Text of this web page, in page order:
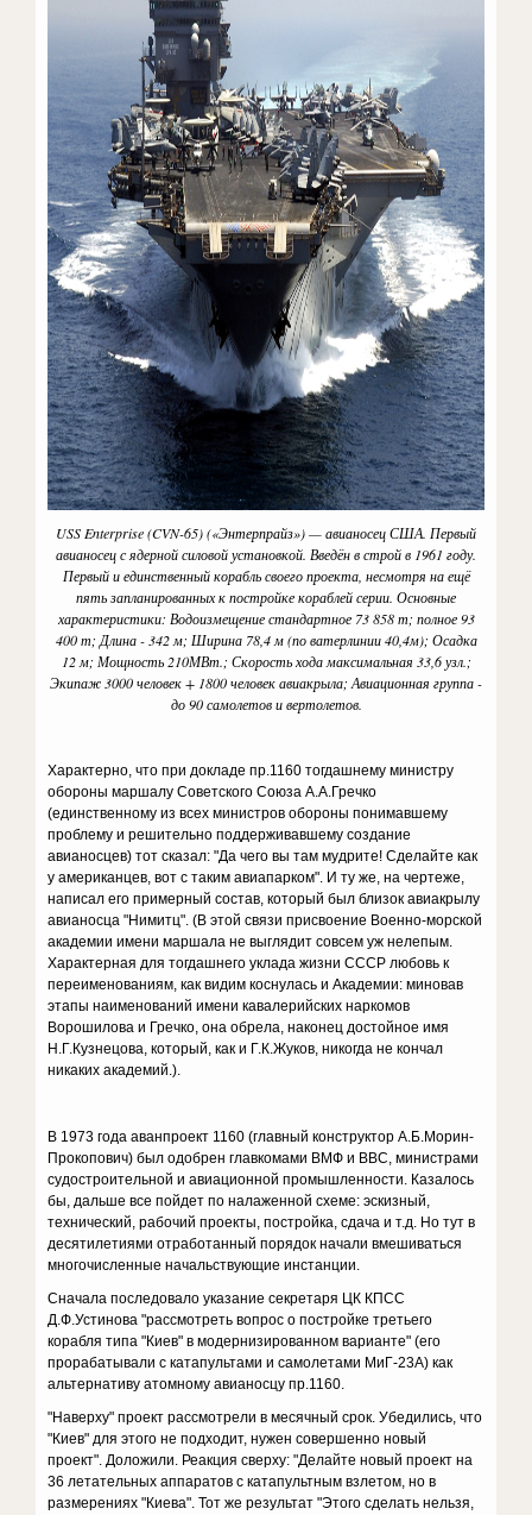
USS Enterprise (CVN-65) («Энтерпрайз») — авианосец США. Первый
авианосец с ядерной силовой установкой. Введён в строй в 1961 году.
Первый и единственный корабль своего проекта, несмотря на ещё
пять запланированных к постройке кораблей серии. Основные
характеристики: Водоизмещение стандартное 73 858 т; полное 93
400 т; Длина - 342 м; Ширина 78,4 м (по ватерлинии 40,4м); Осадка
12 м; Мощность 210МВт.; Скорость хода максимальная 33,6 узл.;
Экипаж 3000 человек + 1800 человек авиакрыла; Авиационная группа -
до 90 самолетов и вертолетов.
Характерно, что при докладе пр.1160 тогдашнему министру
обороны маршалу Советского Союза А.А.Гречко
(единственному из всех министров обороны понимавшему
проблему и решительно поддерживавшему создание
авианосцев) тот сказал: "Да чего вы там мудрите! Сделайте как
у американцев, вот с таким авиапарком". И ту же, на чертеже,
написал его примерный состав, который был близок авиакрылу
авианосца "Нимитц". (В этой связи присвоение Военно-морской
академии имени маршала не выглядит совсем уж нелепым.
Характерная для тогдашнего уклада жизни СССР любовь к
переименованиям, как видим коснулась и Академии: миновав
этапы наименований имени кавалерийских наркомов
Ворошилова и Гречко, она обрела, наконец достойное имя
Н.Г.Кузнецова, который, как и Г.К.Жуков, никогда не кончал
никаких академий.).
В 1973 года аванпроект 1160 (главный конструктор А.Б.Морин-
Прокопович) был одобрен главкомами ВМФ и ВВС, министрами
судостроительной и авиационной промышленности. Казалось
бы, дальше все пойдет по налаженной схеме: эскизный,
технический, рабочий проекты, постройка, сдача и т.д. Но тут в
десятилетиями отработанный порядок начали вмешиваться
многочисленные начальствующие инстанции.
Сначала последовало указание секретаря ЦК КПСС
Д.Ф.Устинова "рассмотреть вопрос о постройке третьего
корабля типа "Киев" в модернизированном варианте" (его
прорабатывали с катапультами и самолетами МиГ-23А) как
альтернативу атомному авианосцу пр.1160.
"Наверху" проект рассмотрели в месячный срок. Убедились, что
"Киев" для этого не подходит, нужен совершенно новый
проект". Доложили. Реакция сверху: "Делайте новый проект на
36 летательных аппаратов с катапультным взлетом, но в
размерениях "Киева". Тот же результат "Этого сделать нельзя,